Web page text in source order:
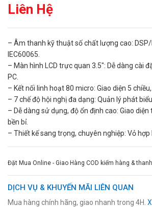
Liên Hệ
– Âm thanh kỹ thuật số chất lượng cao:
IEC60065.
– Màn hình LCD trực quan 3.5″: Dễ dàng cài
PC.
– Kết nối linh hoạt 80 micro: Giao diện 5
– 7 chế độ hội nghị đa dạng: Quản lý phát
– Dễ dàng sử dụng, độ ổn định cao: Giao
bền bỉ.
– Thiết kế sang trọng, chuyên nghiệp: Vỏ hợp
Đặt Mua Online - Giao Hàng COD kiểm hàng &
DỊCH VỤ & KHUYẾN MÃI LIÊN QUAN
Mua hàng chính hãng, giao nhanh trong 4H.